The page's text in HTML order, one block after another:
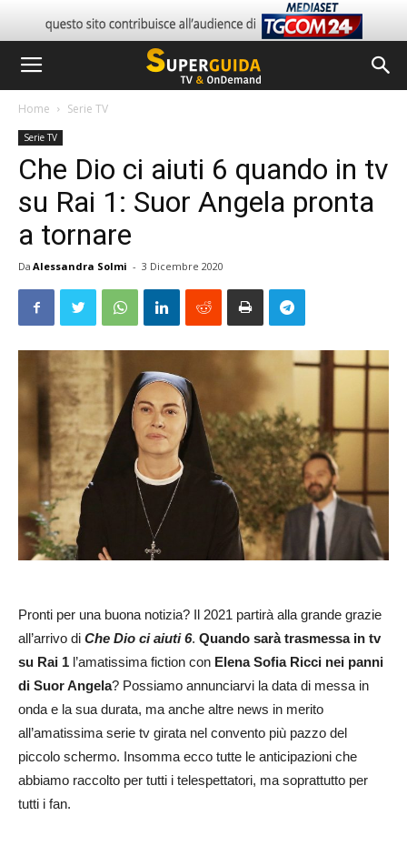
Home Serie TV
Serie TV
Che Dio ci aiuti 6 quando in tv
su Rai 1: Suor Angela pronta
a tornare
Da Alessandra Solmi - 3 Dicembre 2020
Pronti per una buona notizia? Il 2021 partirà alla grande grazie
all’arrivo di Che Dio ci aiuti 6. Quando sarà trasmessa in tv
su Rai 1 l’amatissima fiction con Elena Sofia Ricci nei panni
di Suor Angela? Possiamo annunciarvi la data di messa in
onda e la sua durata, ma anche altre news in merito
all’amatissima serie tv girata nel convento più pazzo del
piccolo schermo. Insomma ecco tutte le anticipazioni che
abbiamo raccolto per tutti i telespettatori, ma soprattutto per
tutti i fan.